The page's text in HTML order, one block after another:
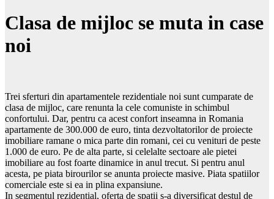
Clasa de mijloc se muta in case
noi
Trei sferturi din apartamentele rezidentiale noi sunt cumparate de
clasa de mijloc, care renunta la cele comuniste in schimbul
confortului. Dar, pentru ca acest confort inseamna in Romania
apartamente de 300.000 de euro, tinta dezvoltatorilor de proiecte
imobiliare ramane o mica parte din romani, cei cu venituri de peste
1.000 de euro. Pe de alta parte, si celelalte sectoare ale pietei
imobiliare au fost foarte dinamice in anul trecut. Si pentru anul
acesta, pe piata birourilor se anunta proiecte masive. Piata spatiilor
comerciale este si ea in plina expansiune.
In segmentul rezidential, oferta de spatii s-a diversificat destul de